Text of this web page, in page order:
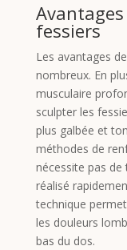
fessiers
Les avantages
nombreux. En
musculaire
sculpter les
plus galbée et
méthodes de
nécessite pas
réalisé
technique
les douleurs
bas du dos.